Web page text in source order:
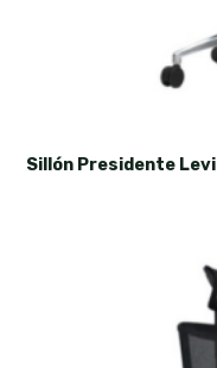
Sillón Presidente Levi